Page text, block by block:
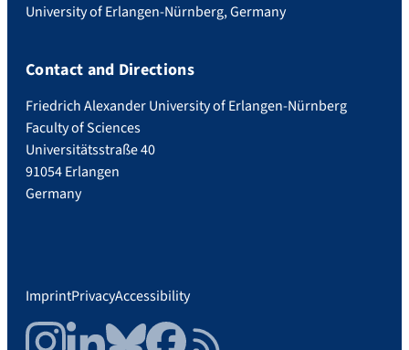
University of Erlangen-Nürnberg, Germany
Contact and Directions
Friedrich Alexander University of Erlangen-Nürnberg
Faculty of Sciences
Universitätsstraße 40
91054 Erlangen
Germany
ImprintPrivacyAccessibility
InstagramLinkedInBlueskyFacebookRSS Feed